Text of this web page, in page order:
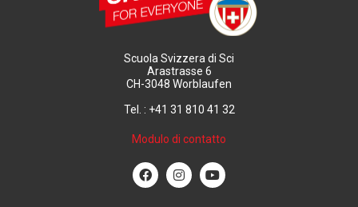
Scuola Svizzera di Sci
Arastrasse 6
CH-3048 Worblaufen
Tel. : +41 31 810 41 32
Modulo di contatto